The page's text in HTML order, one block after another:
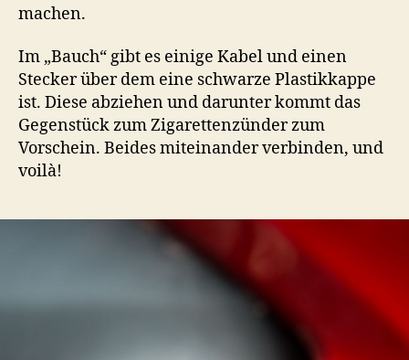
machen.
Im „Bauch“ gibt es einige Kabel und einen
Stecker über dem eine schwarze Plastikkappe
ist. Diese abziehen und darunter kommt das
Gegenstück zum Zigarettenzünder zum
Vorschein. Beides miteinander verbinden, und
voilà!